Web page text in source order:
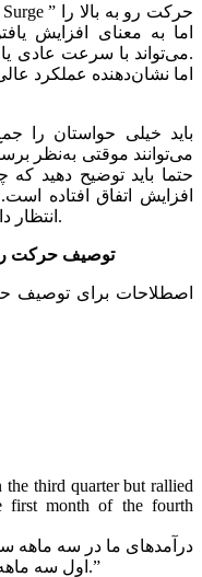
می‌تواند با سرعت عادی
باید خیلی حواستان را
می‌توانند موقتی به‌نظر
افزایش اتفاق افتاده
انتظار داشته باشیم که این امر در آینده ادامه یابد.
توصیف حرکت رو
اصطلاحات برای توصیف
third quarter but rallied
first month of the fourth
اول سه ماهه چهارم به سطوح قبلی خود رسید.”